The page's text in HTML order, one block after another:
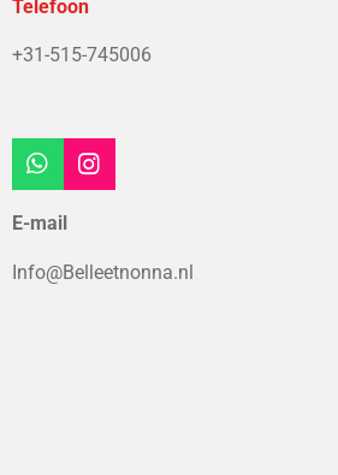
Telefoon
+31-515-745006
W
h
a
s
A
I
n
a
E-mail
Info@Belleetnonna.nl